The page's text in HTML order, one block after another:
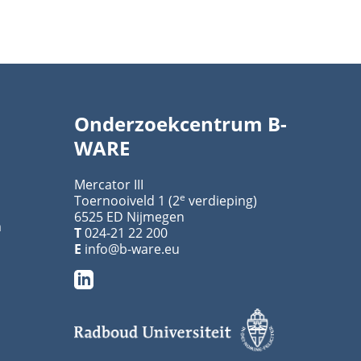
Onderzoekcentrum B-
WARE
Mercator III
Toernooiveld 1 (2e verdieping)
6525 ED Nijmegen
T024-21 22 200
E info@b-ware.eu